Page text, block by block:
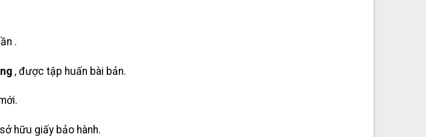
.
, được tập huấn bài bản.
hữu giấy bảo hành.